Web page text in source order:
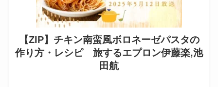
【ZIP】チキン南蛮風ボロネーゼパスタの
作り方・レシピ 旅するエプロン伊藤楽,池
田航